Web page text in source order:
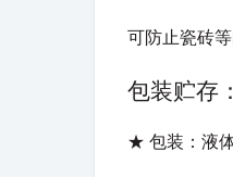
可防止瓷砖
包装贮存：
★ 包装：液